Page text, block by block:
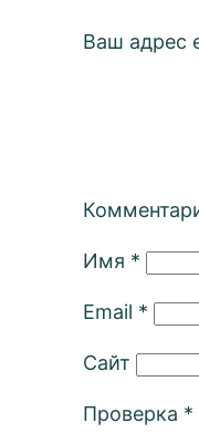
Ваш адрес
Имя *
Email *
Сайт
Проверка *